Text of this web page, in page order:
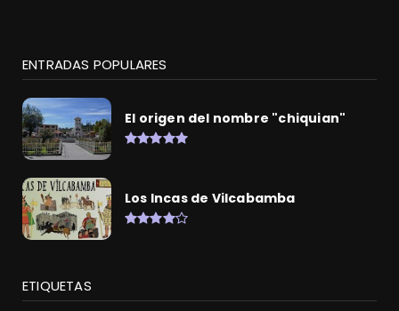
ENTRADAS POPULARES
El origen del nombre "chiquian"
Los Incas de Vilcabamba
ETIQUETAS